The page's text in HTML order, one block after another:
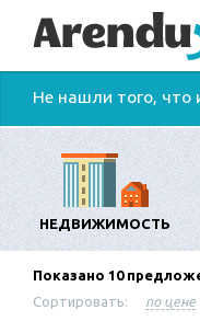
Не нашли того, что
НЕДВИЖИМОСТЬ
Показано 10
Сортировать:
по цене